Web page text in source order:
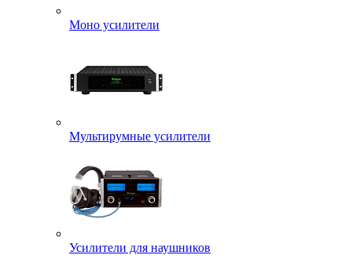
Моно усилители
Мультирумные усилители
Усилители для наушников